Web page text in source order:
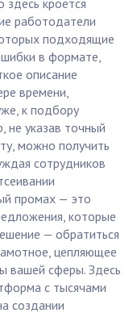
здесь кроется
работодатели
подходящие
в формате,
описание
времени,
к подбору
не указав точный
можно получить
сотрудников
промах — это
которые
— обратиться
цепляющее
вашей сферы. Здесь
с тысячами
создании